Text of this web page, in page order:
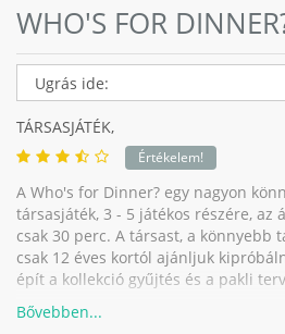
WHO'S FOR
TÁRSASJÁTÉK,
Értékelem!
A Who's for Dinner? egy nagyon
társasjáték, 3 - 5 játékos részére, az
csak 30 perc. A társast, a könnyebb
csak 12 éves kortól ajánljuk
épít a kollekció gyűjtés és a pakli